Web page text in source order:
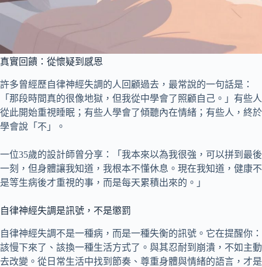
真實回饋：從懷疑到感恩
許多曾經歷自律神經失調的人回顧過去，最常說的一句話是：
「那段時間真的很像地獄，但我從中學會了照顧自己。」有些人
從此開始重視睡眠；有些人學會了傾聽內在情緒；有些人，終於
學會說「不」。
一位35歲的設計師曾分享：「我本來以為我很強，可以拼到最後
一刻，但身體讓我知道，我根本不懂休息。現在我知道，健康不
是等生病後才重視的事，而是每天累積出來的。」
自律神經失調是訊號，不是懲罰
自律神經失調不是一種病，而是一種失衡的訊號。它在提醒你：
該慢下來了、該換一種生活方式了。與其忍耐到崩潰，不如主動
去改變。從日常生活中找到節奏、尊重身體與情緒的語言，才是